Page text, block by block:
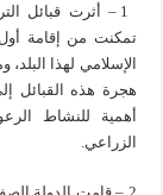
1 – أثرت قبائل
تمكنت من إقامة
الإسلامي لهذا
هجرة هذه القبائل
أهمية للنشاط
الزراعي.